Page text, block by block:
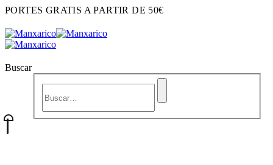
PORTES GRATIS A PARTIR DE 50€
Buscar